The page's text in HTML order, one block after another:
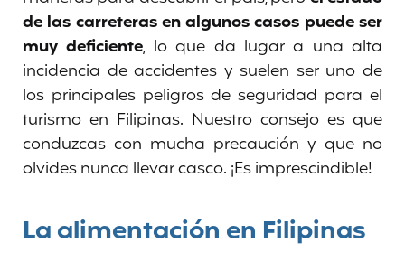
de las carreteras en algunos casos puede ser
muy deficiente, lo que da lugar a una alta
incidencia de accidentes y suelen ser uno de
los principales peligros de seguridad para el
turismo en Filipinas. Nuestro consejo es que
conduzcas con mucha precaución y que no
olvides nunca llevar casco. ¡Es imprescindible!
La alimentación en Filipinas